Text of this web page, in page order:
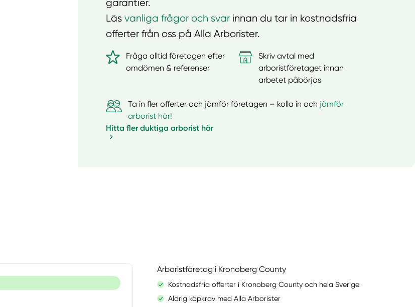
garantier.
Läs vanliga frågor och svar innan du tar in kostnadsfria
offerter från oss på Alla Arborister.
Fråga alltid företagen efter
omdömen & referenser
Skriv avtal med
arboristföretaget innan
arbetet påbörjas
Ta in fler offerter och jämför företagen – kolla in och jämför
arborist här!
Hitta fler duktiga arborist här
Arboristföretag i Kronoberg County
Kostnadsfria offerter i Kronoberg County och hela Sverige
Aldrig köpkrav med Alla Arborister